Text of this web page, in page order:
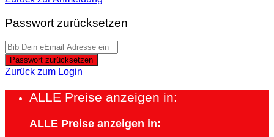
Passwort zurücksetzen
Passwort zurücksetzen
Zurück zum Login
ALLE Preise anzeigen in:
ALLE Preise anzeigen in: